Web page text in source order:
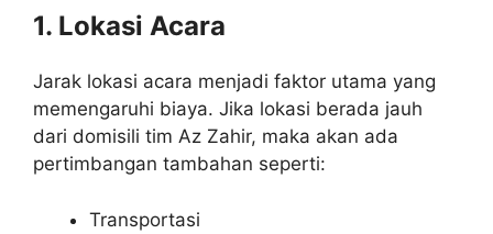
1. Lokasi Acara
Jarak lokasi acara menjadi faktor utama yang
memengaruhi biaya. Jika lokasi berada jauh
dari domisili tim Az Zahir, maka akan ada
pertimbangan tambahan seperti:
Transportasi